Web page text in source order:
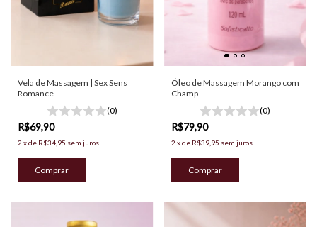
Vela de Massagem | Sex Sens
Romance
(0)
R$69,90
2 xde R$34,95 sem juros
Óleo de Massagem Morango com
Champ
(0)
R$79,90
2 xde R$39,95 sem juros